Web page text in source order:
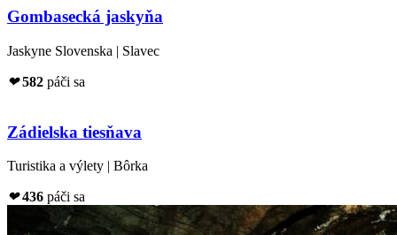
Gombasecká jaskyňa
Jaskyne Slovenska | Slavec
❤ 582 páči sa
Zádielska tiesňava
Turistika a výlety | Bôrka
❤ 436 páči sa